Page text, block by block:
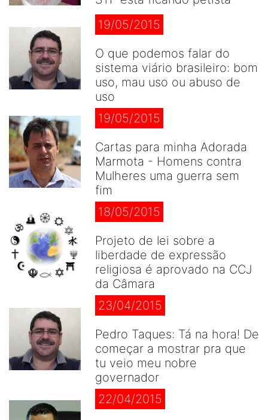
19/05/2015
O que podemos falar do
sistema viário brasileiro: bom
uso, mau uso ou abuso de
uso
19/05/2015
Cartas para minha Adorada
Marmota - Homens contra
Mulheres uma guerra sem
fim
18/05/2015
Projeto de lei sobre a
liberdade de expressão
religiosa é aprovado na CCJ
da Câmara
23/04/2015
Pedro Taques: Tá na hora! De
começar a mostrar pra que
tu veio meu nobre
governador
22/04/2015